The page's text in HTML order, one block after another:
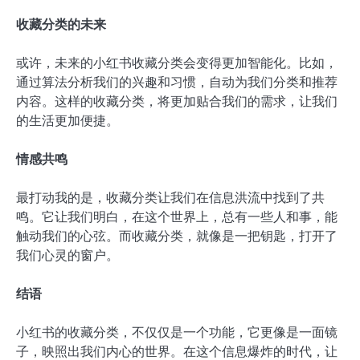
收藏分类的未来
或许，未来的小红书收藏分类会变得更加智能化。比如，
通过算法分析我们的兴趣和习惯，自动为我们分类和推荐
内容。这样的收藏分类，将更加贴合我们的需求，让我们
的生活更加便捷。
情感共鸣
最打动我的是，收藏分类让我们在信息洪流中找到了共
鸣。它让我们明白，在这个世界上，总有一些人和事，能
触动我们的心弦。而收藏分类，就像是一把钥匙，打开了
我们心灵的窗户。
结语
小红书的收藏分类，不仅仅是一个功能，它更像是一面镜
子，映照出我们内心的世界。在这个信息爆炸的时代，让